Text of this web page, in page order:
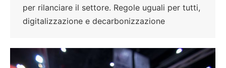
per rilanciare il settore. Regole uguali per tutti,
digitalizzazione e decarbonizzazione